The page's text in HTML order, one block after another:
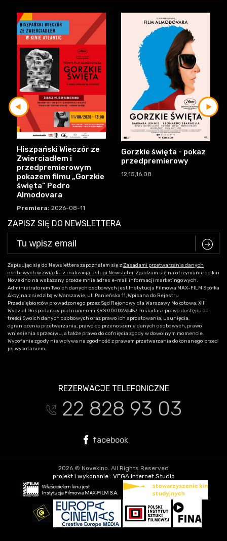
Hiszpański Wieczór ze
Zwierciadłem i
przedpremierowym
pokazem filmu „Gorzkie
święta” Pedro
Almodovara
Premiera: 2026-08-11
Gorzkie święta - pokaz
przedpremierowy
12,15,16.08
ZAPISZ SIĘ DO NEWSLETTERA
C
Zapisując się do Newslettera zapoznałem się zZasadami przetwarzania danych
osobowych w związku z realizacją usługi Newsleter. Zgadzam się na otrzymanie od kin
Novekino na wskazany przeze mnie adres e-mail informacji marketingowych.
Administratorem Twoich danych osobowych jest Instytucja Filmowa MAX-FILM Spółka
Akcyjna z siedzibą w Warszawie, ul. Panieńska 11, Wpisana do Rejestru
Przedsiębiorców prowadzonego przez Sąd Rejonowy dla Warszawy Mokotowa, XIII
Wydział Gospodarczy pod numerem KRS 0000236457 Posiadasz prawo dostępu do
treści Swoich danych osobowych oraz prawo ich sprostowania, usunięcia,
ograniczenia przetwarzania, prawo do przenoszenia danych osobowych, prawo
wniesienia sprzeciwu, a także prawo do cofnięcia zgody w dowolnym momencie.
Wycofanie zgody nie wpływa na zgodność z prawem przetwarzania dokonanego przed
jej wycofaniem.
REZERWACJE TELEFONICZNE
t 22 828 93 03
facebook
2026 © Novekino. All Rights Reserved
projekt i wykonanie : VEGA Internet Studio